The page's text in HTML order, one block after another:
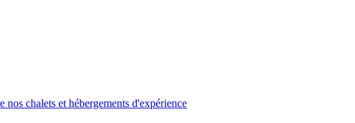
nos chalets et hébergements d'expérience